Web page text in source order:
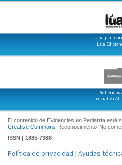
Una
Lúa
Adheridos
iniciativa All
El contenido de Evidencias en Pediatría está
Creative Commons Reconocimiento-No
ISSN | 1885-7388
Política de privacidad | Ayudas